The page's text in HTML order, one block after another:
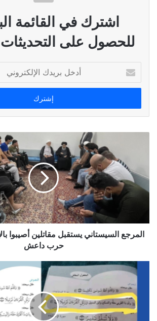
اشترك في القائمة
للحصول على التحديثات
بريدك
الإلكتروني
المرجع السيستاني يستقبل مقاتلين أصيبوا
حرب داعش